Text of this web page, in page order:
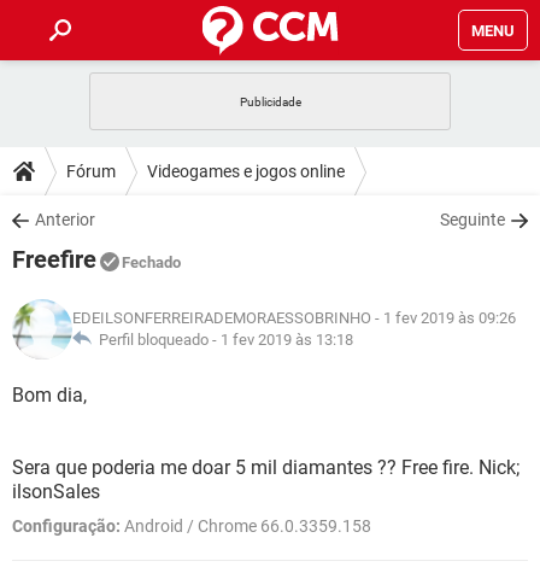
MENU
CELULAR FACEBOOK
OUTLOOK
INSTAGRAM
GUIA DE COMPRAS
DICAS
JOGOS WHATSAPP
INSTAGRAM GMAIL
GUIA DE COMPRAS
DOWNLOADS
JOGOS
CELULAR
OUTLOOK EXCEL
INSTAGRAM
JOGOS WHATSAPP
CELULAR
OUTLOOK
GUIA DE COMPRAS
GLOSSÁRIO
JOGOS
OUTLOOK EXCEL
Fórum Videogames e jogos online
Anterior Seguinte
Freefire Fechado
EDEILSONFERREIRADEMORAESSOBRINHO - 1 fev 2019 às 09:26
Perfil bloqueado - 1 fev 2019 às 13:18
Bom dia,
Sera que poderia me doar 5 mil diamantes ?? Free fire. Nick;
ilsonSales
Configuração: Android / Chrome 66.0.3359.158